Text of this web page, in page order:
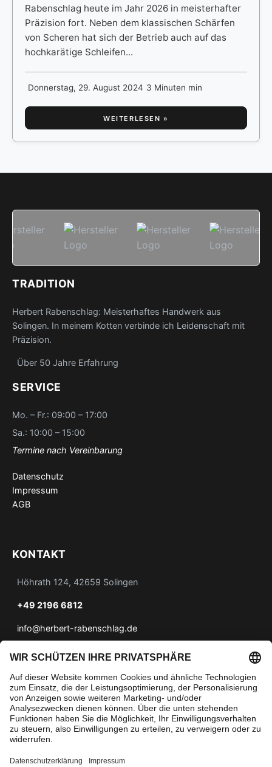
Rabenschlag heute im Jahr 2026 in meisterhafter
Präzision fort. Neben dem klassischen Schärfen
von Scheren hat sich der Betrieb auch auf das
hochkarätige Schleifen...
Donnerstag, 29. August 2024 3 Minuten min
WEITERLESEN »
TRADITION
Herbert Rabenschlag: Meisterhaftes Handwerk aus
Solingen. In meinem Kotten verbinde ich Leidenschaft mit
Präzision.
Über 50 Jahre Erfahrung
SERVICE
Mo. – Fr.: 09:00 – 17:00
Sa.: 10:00 – 15:00
Termine nach Vereinbarung
Datenschutz
Impressum
AGB
KONTAKT
Höhrath 124, 42659 Solingen
+49 2196 6812
info@herbert-rabenschlag.de
ANFAHRT
» Anfahrt zu Herbert Rabenschlag